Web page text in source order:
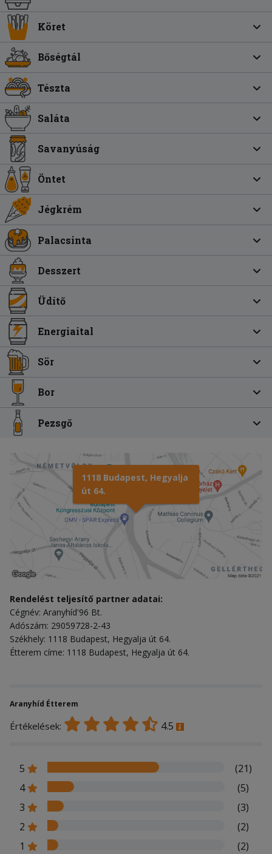
Köret
Bőségtál
Tészta
Saláta
Savanyúság
Öntet
Jégkrém
Palacsinta
Desszert
Üdítő
Energiaital
Sör
Bor
Pezsgő
1118 Budapest, Hegyalja
út 64.
Rendelést teljesítő partner adatai:
Cégnév: Aranyhíd'96 Bt.
Adószám: 29059728-2-43
Székhely: 1118 Budapest, Hegyalja út 64.
Étterem címe: 1118 Budapest, Hegyalja út 64.
Aranyhíd Étterem
Értékelések: 4.5
5
(21)
4
(5)
3
(3)
2
(2)
1
(2)